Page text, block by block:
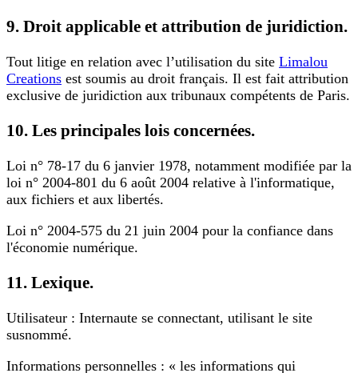
9. Droit applicable et attribution de juridiction.
Tout litige en relation avec l’utilisation du site Limalou
Creations est soumis au droit français. Il est fait attribution
exclusive de juridiction aux tribunaux compétents de Paris.
10. Les principales lois concernées.
Loi n° 78-17 du 6 janvier 1978, notamment modifiée par la
loi n° 2004-801 du 6 août 2004 relative à l'informatique,
aux fichiers et aux libertés.
Loi n° 2004-575 du 21 juin 2004 pour la confiance dans
l'économie numérique.
11. Lexique.
Utilisateur : Internaute se connectant, utilisant le site
susnommé.
Informations personnelles : « les informations qui